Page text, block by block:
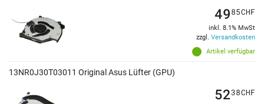
Artikel verfügbar
4985CHF
inkl. 8.1% MwSt
zzgl. Versandkosten
13NR0J30T03011 Original Asus Lüfter (GPU)
5238CHF